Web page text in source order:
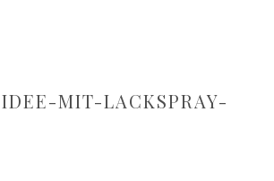
MIT-LACKSPRAY-